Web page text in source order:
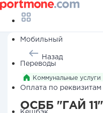
Мобильный
Переводы
Оплата по реквизитам
Назад
Коммунальные услуги
ОСББ "ГАЙ 11"